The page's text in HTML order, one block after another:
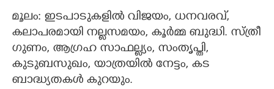
മൂലം: ഇടപാടുകളില്‍ വിജയം, ധനവരവ്,
കലാപരമായി നല്ലസമയം, കൂര്‍മ്മ ബുദ്ധി. സ്ത്രീ
ഗുണം, ആഗ്രഹ സാഫല്ല്യം, സംതൃപ്തി,
കുടുബസുഖം, യാത്രയില്‍ നേട്ടം, കട
ബാദ്ധ്യതകള്‍ കുറയും.